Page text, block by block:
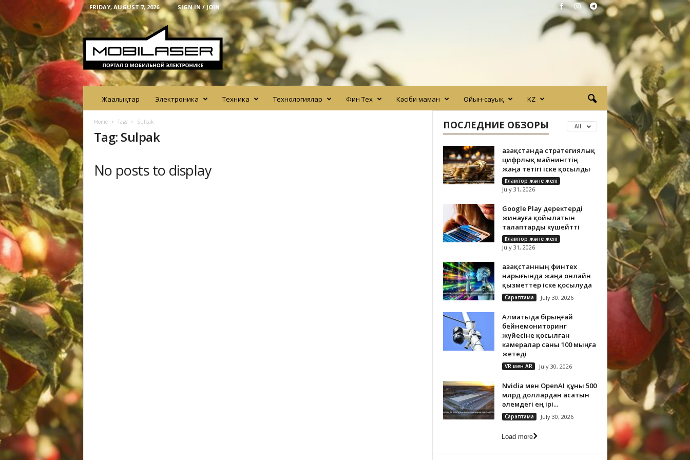
FRIDAY, AUGUST 7, 2026 SIGN IN / JOIN
M
o
b
i
l
s
r
Жаңалықтар Электроника Техника Технологиялар Фин Тех Кәсіби маман Ойын-сауық KZ
Home Tags Sulpak
Tag: Sulpak
No posts to display
ПОСЛЕДНИЕ ОБЗОРЫ All
Қазақстанда стратегиялық
цифрлық майнингтің
жаңа тетігі іске қосылды
Ғаламтор және желі
July 31, 2026
Google Play деректерді
жинауға қойылатын
талаптарды күшейтті
Ғаламтор және желі
July 31, 2026
Қазақстанның финтех
нарығында жаңа онлайн
қызметтер іске қосылуда
Сараптама July 30, 2026
Алматыда бірыңғай
бейнемониторинг
жүйесіне қосылған
камералар саны 100 мыңға
жетеді
VR мен AR July 30, 2026
Nvidia мен OpenAI құны 500
млрд доллардан асатын
әлемдегі ең ірі...
Сараптама July 30, 2026
Load more